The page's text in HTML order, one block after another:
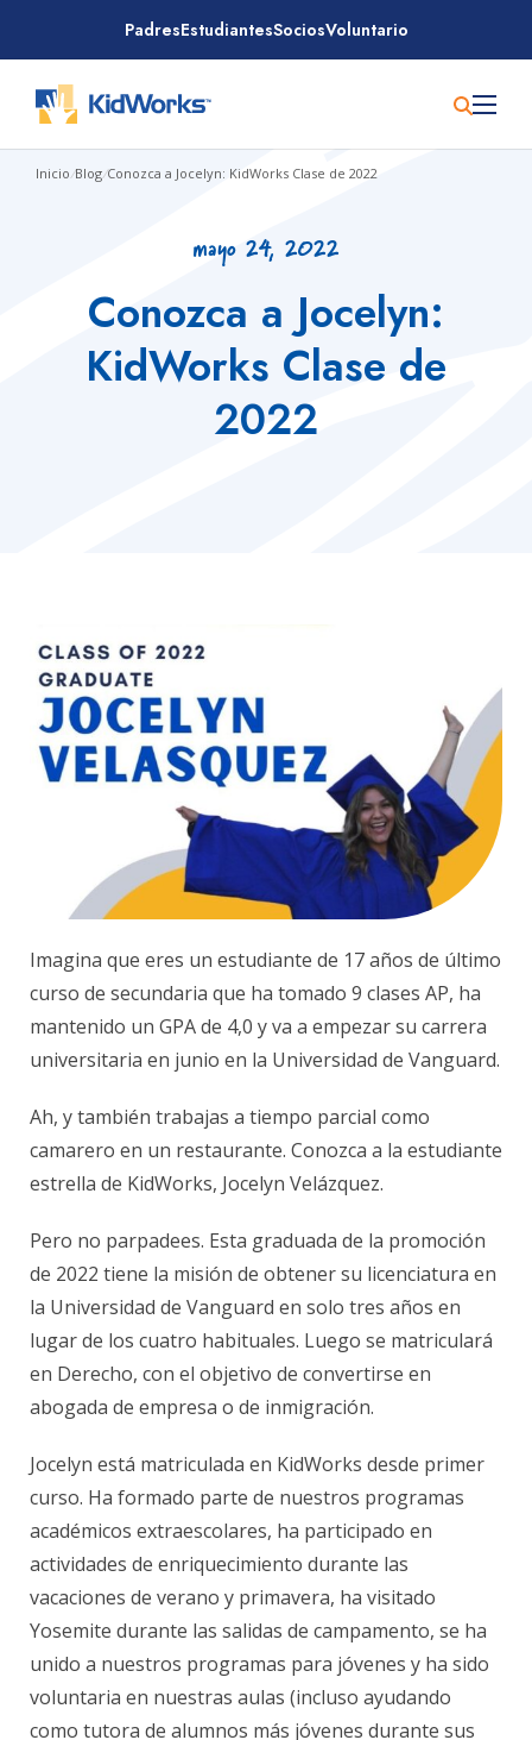
contenido
PadresEstudiantesSociosVoluntario
Inicio/Blog/Conozca a Jocelyn: KidWorks Clase de 2022
mayo 24, 2022
Conozca a Jocelyn:
KidWorks Clase de
2022
Imagina que eres un estudiante de 17 años de último
curso de secundaria que ha tomado 9 clases AP, ha
mantenido un GPA de 4,0 y va a empezar su carrera
universitaria en junio en la Universidad de Vanguard.
Ah, y también trabajas a tiempo parcial como
camarero en un restaurante. Conozca a la estudiante
estrella de KidWorks, Jocelyn Velázquez.
Pero no parpadees. Esta graduada de la promoción
de 2022 tiene la misión de obtener su licenciatura en
la Universidad de Vanguard en solo tres años en
lugar de los cuatro habituales. Luego se matriculará
en Derecho, con el objetivo de convertirse en
abogada de empresa o de inmigración.
Jocelyn está matriculada en KidWorks desde primer
curso. Ha formado parte de nuestros programas
académicos extraescolares, ha participado en
actividades de enriquecimiento durante las
vacaciones de verano y primavera, ha visitado
Yosemite durante las salidas de campamento, se ha
unido a nuestros programas para jóvenes y ha sido
voluntaria en nuestras aulas (incluso ayudando
como tutora de alumnos más jóvenes durante sus